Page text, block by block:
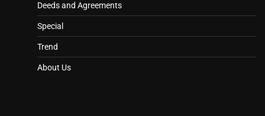
Deeds and Agreements
Special
Trend
About Us